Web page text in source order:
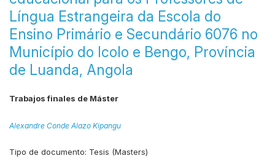
Língua Estrangeira da Escola do
Ensino Primário e Secundário 6076 no
Município do Icolo e Bengo, Província
de Luanda, Angola
Trabajos finales de Máster
Alexandre Conde Alazo Kipangu
Tipo de documento: Tesis (Masters)